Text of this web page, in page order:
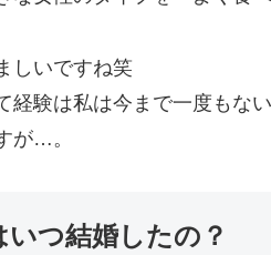
しいですね笑
験は私は今まで一度もな
が…。
つ結婚したの？